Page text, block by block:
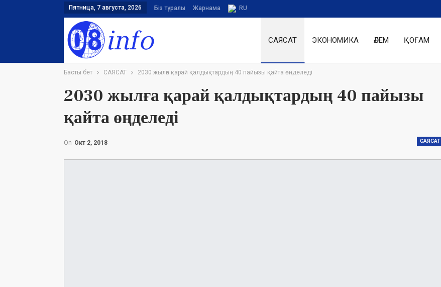
Пятница, 7 августа, 2026 Біз туралы Жарнама RU
САЯСАТ ЭКОНОМИКА ӘЛЕМ ҚОҒАМ
Басты бет САЯСАТ 2030 жылға қарай қалдықтардың 40 пайызы қайта өңделеді
2030 жылға қарай қалдықтардың 40 пайызы
қайта өңделеді
САЯСАТ
On Окт 2, 2018